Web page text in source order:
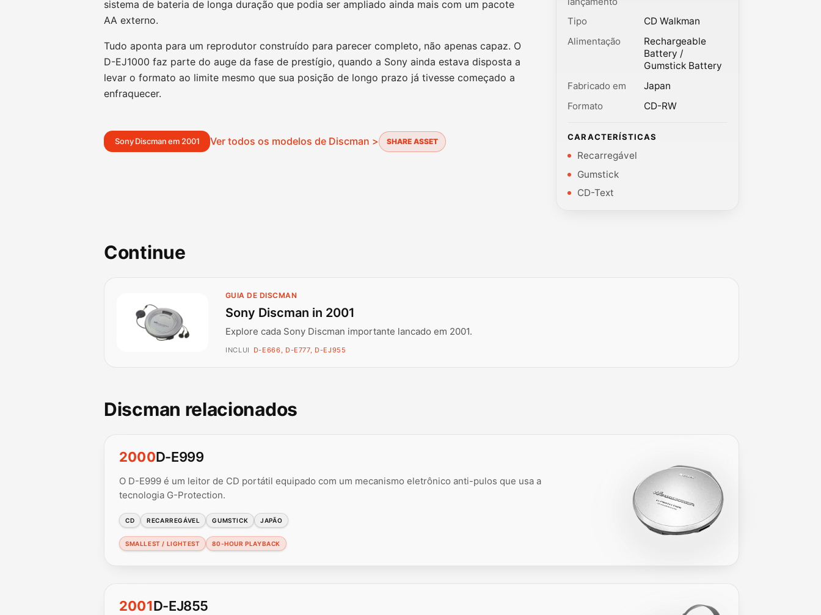
sistema de bateria de longa duração que podia ser ampliado ainda mais com um pacote
AA externo.
Tudo aponta para um reprodutor construído para parecer completo, não apenas capaz. O
D-EJ1000 faz parte do auge da fase de prestígio, quando a Sony ainda estava disposta a
levar o formato ao limite mesmo que sua posição de longo prazo já tivesse começado a
enfraquecer.
Sony Discman em 2001 Ver todos os modelos de Discman > SHARE ASSET
Tipo
CD Walkman
Alimentação
Rechargeable
Battery /
Gumstick Battery
Fabricado em
Japan
Formato
CD-RW
CARACTERÍSTICAS
Recarregável
Gumstick
CD-Text
Continue
GUIA DE DISCMAN
Sony Discman in 2001
Explore cada Sony Discman importante lancado em 2001.
INCLUI D-E666, D-E777, D-EJ955
Discman relacionados
2000D-E999
O D-E999 é um leitor de CD portátil equipado com um mecanismo eletrônico anti-pulos que usa a
tecnologia G-Protection.
CD RECARREGÁVEL GUMSTICK JAPÃO
SMALLEST / LIGHTEST 80-HOUR PLAYBACK
2001D-EJ855